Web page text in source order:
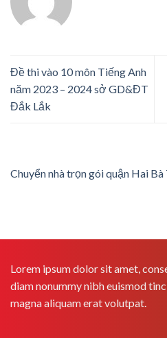
Đề thi vào 10 môn Tiếng Anh
năm 2023 – 2024 sở GD&ĐT
Đắk Lắk
Chuyển nhà trọn gói quận Hai
Lorem ipsum dolor sit amet,
diam nonummy nibh euismod
magna aliquam erat volutpat.